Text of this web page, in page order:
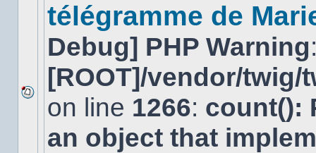
Aucun
nouveau
message
non-
télégramme de
Debug] PHP Warning
[ROOT]/vendor/
on line 1266: count():
an object that